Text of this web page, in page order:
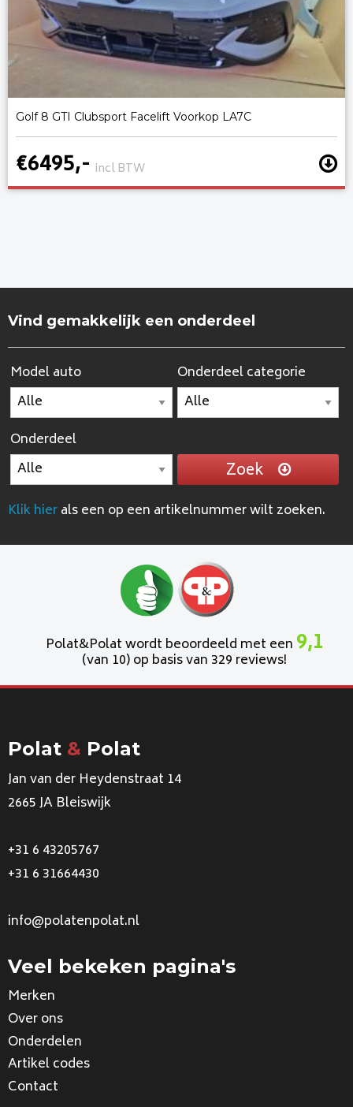
Golf 8 GTI Clubsport Facelift Voorkop LA7C
€6495,- incl BTW
Vind gemakkelijk een onderdeel
Model auto Onderdeel categorie
Onderdeel
Zoek
Klik hierals een op een artikelnummer wilt zoeken.
Polat&Polat wordt beoordeeld met een 9,1
(van 10) op basis van 329 reviews!
Polat & Polat
Jan van der Heydenstraat 14
2665 JA Bleiswijk
+31 6 43205767
+31 6 31664430
info@polatenpolat.nl
Veel bekeken pagina's
Merken
Over ons
Onderdelen
Artikel codes
Contact